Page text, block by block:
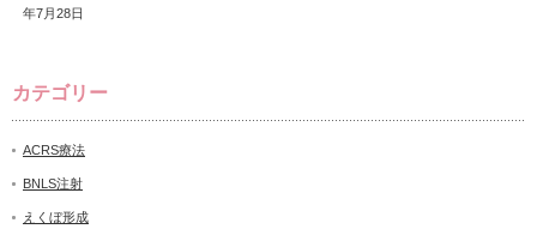
年7月28日
カテゴリー
ACRS療法
BNLS注射
えくぼ形成